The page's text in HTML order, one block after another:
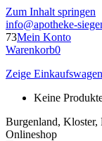
Zum Inhalt springen
info@apotheke-
73Mein Konto
Warenkorb0
Zeige Einkaufswagen
Keine
Burgenland, Kloster,
Onlineshop